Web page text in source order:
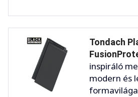
Tondach
inspiráló
modern és
formavilága